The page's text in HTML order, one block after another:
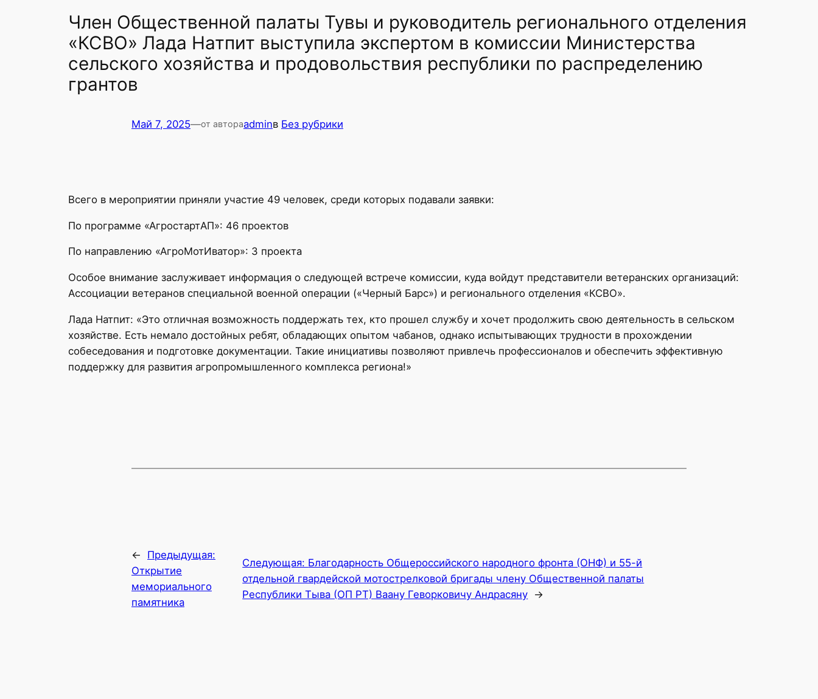
Член Общественной палаты Тувы и руководитель регионального отделения
«КСВО» Лада Натпит выступила экспертом в комиссии Министерства
сельского хозяйства и продовольствия республики по распределению
грантов
Май 7, 2025—от автораadminв Без рубрики
Всего в мероприятии приняли участие 49 человек, среди которых подавали заявки:
По программе «АгростартАП»: 46 проектов
По направлению «АгроМотИватор»: 3 проекта
Особое внимание заслуживает информация о следующей встрече комиссии, куда войдут представители ветеранских организаций:
Ассоциации ветеранов специальной военной операции («Черный Барс») и регионального отделения «КСВО».
Лада Натпит: «Это отличная возможность поддержать тех, кто прошел службу и хочет продолжить свою деятельность в сельском
хозяйстве. Есть немало достойных ребят, обладающих опытом чабанов, однако испытывающих трудности в прохождении
собеседования и подготовке документации. Такие инициативы позволяют привлечь профессионалов и обеспечить эффективную
поддержку для развития агропромышленного комплекса региона!»
←
Предыдущая:
Открытие
мемориального
памятника
Следующая: Благодарность Общероссийского народного фронта (ОНФ) и 55-й
отдельной гвардейской мотострелковой бригады члену Общественной палаты
Республики Тыва (ОП РТ) Ваану Геворковичу Андрасяну →